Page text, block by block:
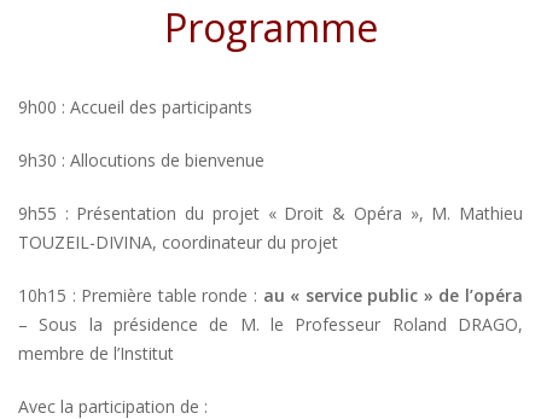
Programme
9h00 : Accueil des participants
9h30 : Allocutions de bienvenue
9h55 : Présentation du projet « Droit & Opéra », M. Mathieu
TOUZEIL-DIVINA, coordinateur du projet
10h15 : Première table ronde : au « service public » de l’opéra
– Sous la présidence de M. le Professeur Roland DRAGO,
membre de l’Institut
Avec la participation de :